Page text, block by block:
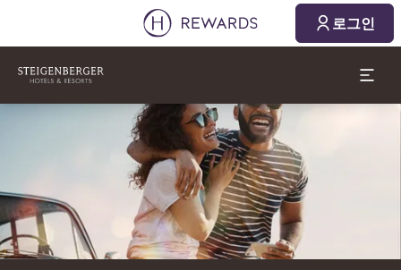
로그인
슬라이드 1 의 1
2026. 08. 10.